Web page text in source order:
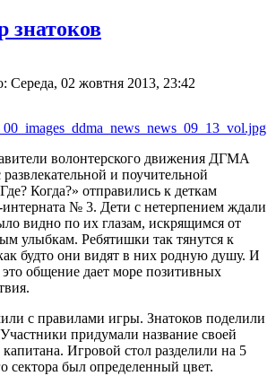
знатоков
Середа, 02 жовтня 2013, 23:42
волонтерского движения ДГМА
и поучительной
Когда?» отправились к деткам
№ 3. Дети с нетерпением ждали
видно по их глазам, искрящимся от
улыбкам. Ребятишки так тянутся к
будто они видят в них родную душу. И
общение дает море позитивных
с правилами игры. Знатоков поделили
придумали название своей
Игровой стол разделили на 5
сектора был определенный цвет.